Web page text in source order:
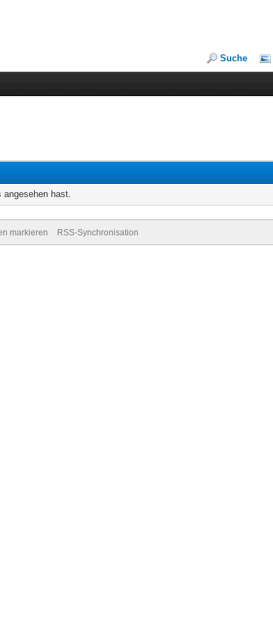
Suche
hast.
markieren RSS-Synchronisation